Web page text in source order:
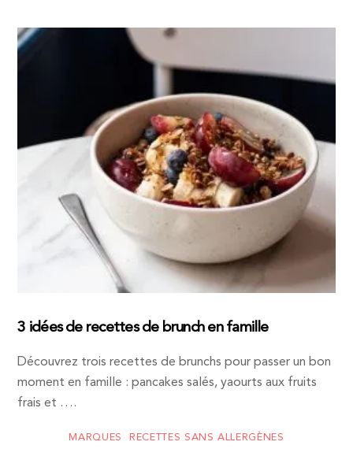
3 idées de recettes de brunch en famille
Découvrez trois recettes de brunchs pour passer un bon
moment en famille : pancakes salés, yaourts aux fruits
frais et ….
MARQUES RECETTES SANS ALLERGÈNES